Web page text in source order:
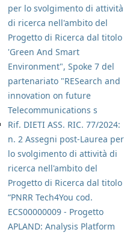
per lo svolgimento di attività
di ricerca nell'ambito del
Progetto di Ricerca dal titolo
'Green And Smart
Environment", Spoke 7 del
partenariato "RESearch and
innovation on future
Telecommunications s
Rif. DIETI ASS. RIC. 77/2024:
n. 2 Assegni post-Laurea per
lo svolgimento di attività di
ricerca nell'ambito del
Progetto di Ricerca dal titolo
“PNRR Tech4You cod.
ECS00000009 - Progetto
APLAND: Analysis Platform